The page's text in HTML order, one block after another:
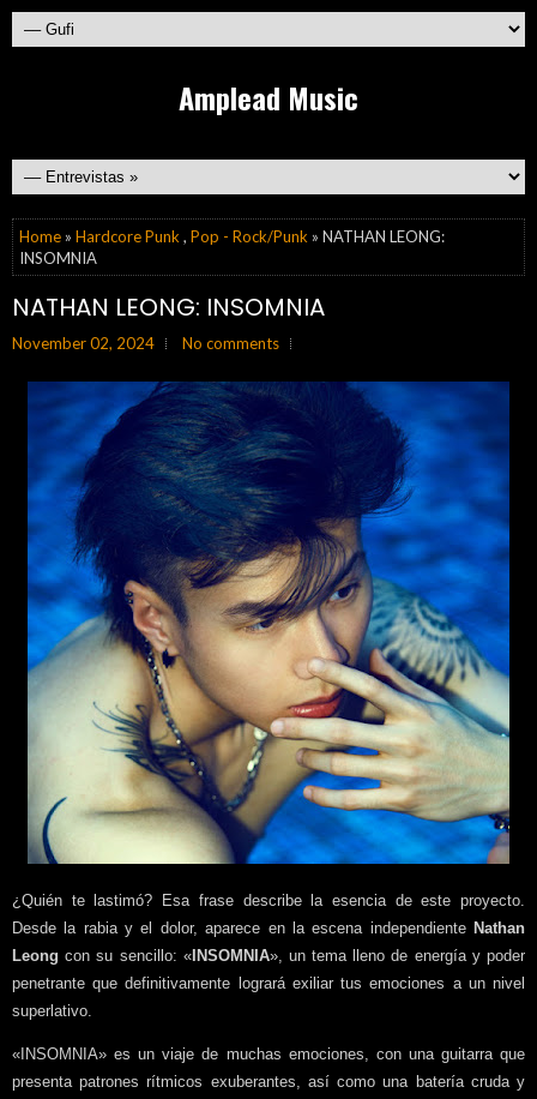
Amplead Music
Home » Hardcore Punk , Pop - Rock/Punk » NATHAN LEONG:
INSOMNIA
NATHAN LEONG: INSOMNIA
November 02, 2024 No comments
¿ Quién te lastimó? Esa frase describe la esencia de este proyecto.
Desde la rabia y el dolor, aparece en la escena independiente Nathan
Leong con su sencillo: «INSOMNIA», un tema lleno de energía y poder
penetrante que definitivamente logrará exiliar tus emociones a un nivel
superlativo.
«INSOMNIA» es un viaje de muchas emociones, con una guitarra que
presenta patrones rítmicos exuberantes, así como una batería cruda y